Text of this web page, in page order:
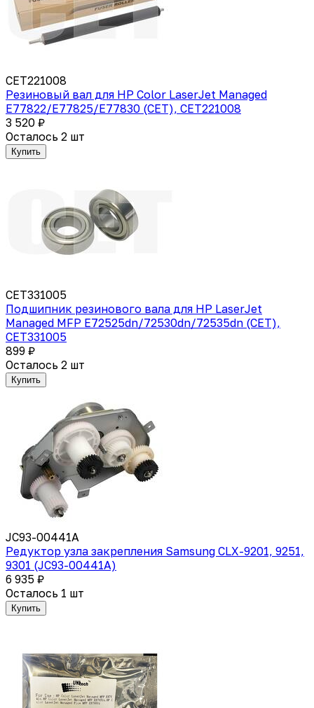
CET221008
Резиновый вал для HP Color LaserJet Managed
E77822/E77825/E77830 (CET), CET221008
3 520 ₽
Осталось 2 шт
Купить
CET331005
Подшипник резинового вала для HP LaserJet
Managed MFP E72525dn/72530dn/72535dn (CET),
CET331005
899 ₽
Осталось 2 шт
Купить
JC93-00441A
Редуктор узла закрепления Samsung CLX-9201, 9251,
9301 (JC93-00441A)
6 935 ₽
Осталось 1 шт
Купить